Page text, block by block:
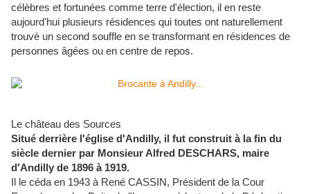
célèbres et fortunées comme terre d'élection, il en reste
aujourd'hui plusieurs résidences qui toutes ont naturellement
trouvé un second souffle en se transformant en résidences de
personnes âgées ou en centre de repos.
Le château des Sources
Situé derrière l'église d'Andilly, il fut construit à la fin du
siècle dernier par Monsieur Alfred DESCHARS, maire
d'Andilly de 1896 à 1919.
Il le céda en 1943 à René CASSIN, Président de la Cour